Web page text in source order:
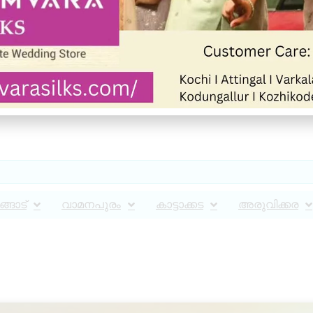
വാമനപുരം കാട്ടാക്കട അരുവിക്കര